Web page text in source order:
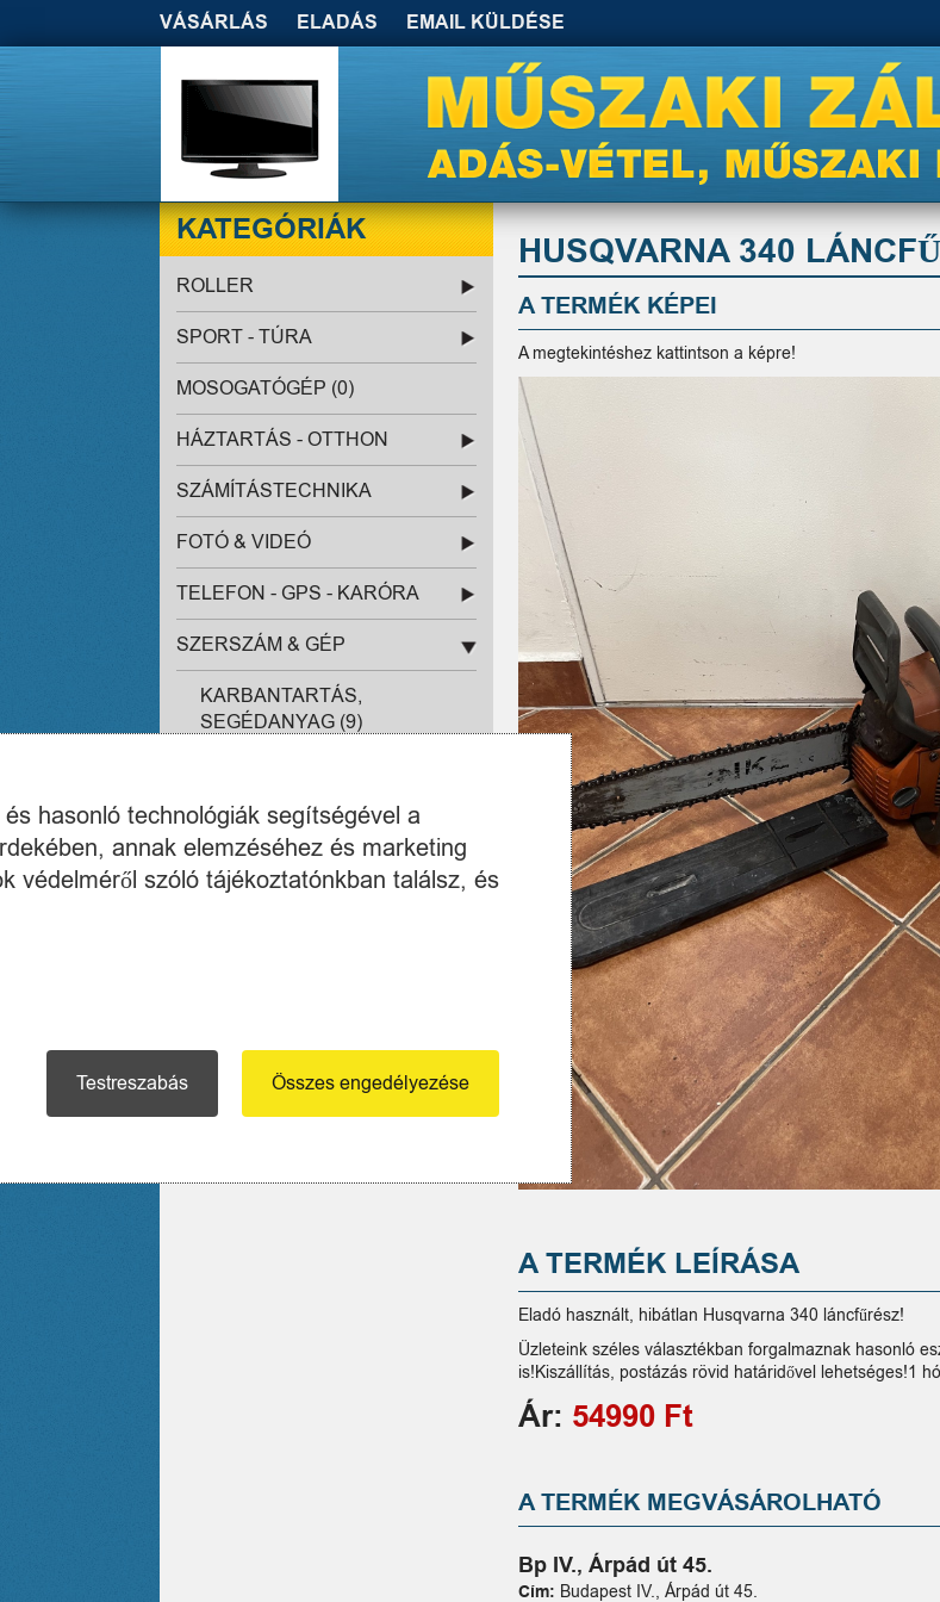
VÁSÁRLÁS ELADÁS EMAIL KÜLDÉSE
KATEGÓRIÁK
ROLLER
SPORT - TÚRA
MOSOGATÓGÉP (0)
HÁZTARTÁS - OTTHON
SZÁMÍTÁSTECHNIKA
FOTÓ & VIDEÓ
TELEFON - GPS - KARÓRA
SZERSZÁM & GÉP
KARBANTARTÁS,
SEGÉDANYAG (9)
SZÉPSÉGÁPOLÁS & EGÉSZSÉG
SZÓRAKOZTATÓ ELEKTRONIKA
HUSQVARNA 340
A TERMÉK KÉPEI
A megtekintéshez kattintson a képre!
A TERMÉK LEÍRÁSA
Eladó használt, hibátlan Husqvarna 340 láncfűrész!
Üzleteink széles választékban forgalmaznak hasonló
is!Kiszállítás, postázás rövid határidővel lehetséges!1
Ár: 54990 Ft
A TERMÉK MEGVÁSÁROLHATÓ
Bp IV., Árpád út 45.
Cím: Budapest IV., Árpád út 45.
hasonló technológiák segítségével a
annak elemzéséhez és marketing
védelméről szóló tájékoztatónkban találsz, és
Testreszabás Összes engedélyezése